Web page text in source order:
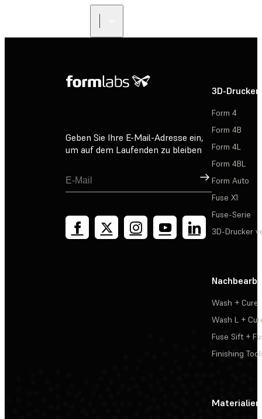
Geben Sie Ihre E-Mail-Adresse ein,
um auf dem Laufenden zu bleiben
Registrieren
3D-Drucker
Form 4
Form 4B
Form 4L
Form 4BL
Form Auto
Fuse X1
Fuse-Serie
3D-Drucker
Wash + Cure
Wash L +
Fuse Sift +
Finishing
Materialien